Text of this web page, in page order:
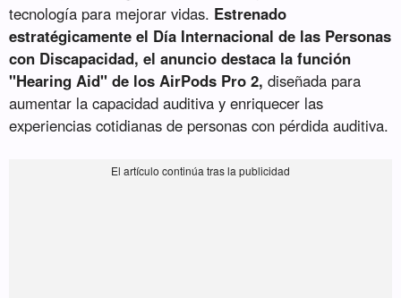
tecnología para mejorar vidas. Estrenado
estratégicamente el Día Internacional de las Personas
con Discapacidad, el anuncio destaca la función
"Hearing Aid" de los AirPods Pro 2, diseñada para
aumentar la capacidad auditiva y enriquecer las
experiencias cotidianas de personas con pérdida auditiva.